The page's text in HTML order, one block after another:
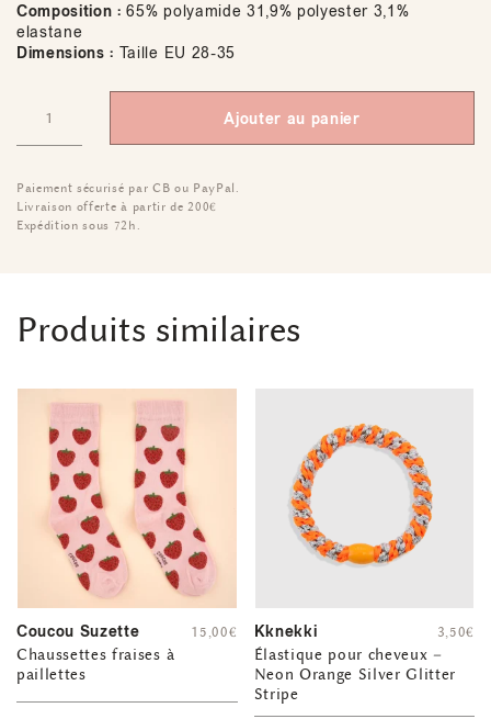
Composition : 65% polyamide 31,9% polyester 3,1%
elastane
Dimensions : Taille EU 28-35
Ajouter au panier
Paiement sécurisé par CB ou PayPal.
Livraison offerte à partir de 200€
Expédition sous 72h.
Produits similaires
Coucou Suzette
Chaussettes fraises à
paillettes
15,00€ Kknekki
Élastique pour cheveux –
Neon Orange Silver Glitter
Stripe
3,50€